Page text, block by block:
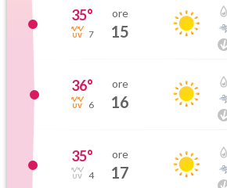
35°
7
ore
15
36°
6
ore
16
35°
4
ore
17